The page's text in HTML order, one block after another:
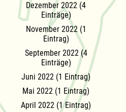
Dezember 2022 (4
Einträge)
November 2022 (1
Eintrag)
September 2022 (4
Einträge)
Juni 2022 (1 Eintrag)
Mai 2022 (1 Eintrag)
April 2022 (1 Eintrag)